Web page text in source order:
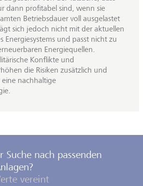
dann profitabel sind, wenn sie
Betriebsdauer voll ausgelastet
sich jedoch nicht mit der aktuellen
Energiesystems und passt nicht zu
Energiequellen.
Konflikte und
die Risiken zusätzlich und
nachhaltige
Suche nach passenden
vereint